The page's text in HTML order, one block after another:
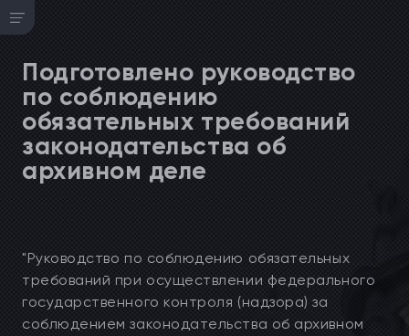
Подготовлено руководство
по соблюдению
обязательных требований
законодательства об
архивном деле
"Руководство по соблюдению обязательных
требований при осуществлении федерального
государственного контроля (надзора) за
соблюдением законодательства об архивном